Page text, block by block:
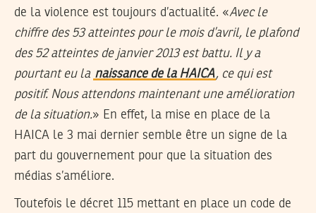
de la violence est toujours d’actualité. «Avec le
chiffre des 53 atteintes pour le mois d’avril, le plafond
des 52 atteintes de janvier 2013 est battu. Il y a
pourtant eu la naissance de la HAICA, ce qui est
positif. Nous attendons maintenant une amélioration
de la situation.» En effet, la mise en place de la
HAICA le 3 mai dernier semble être un signe de la
part du gouvernement pour que la situation des
médias s’améliore.
Toutefois le décret 115 mettant en place un code de